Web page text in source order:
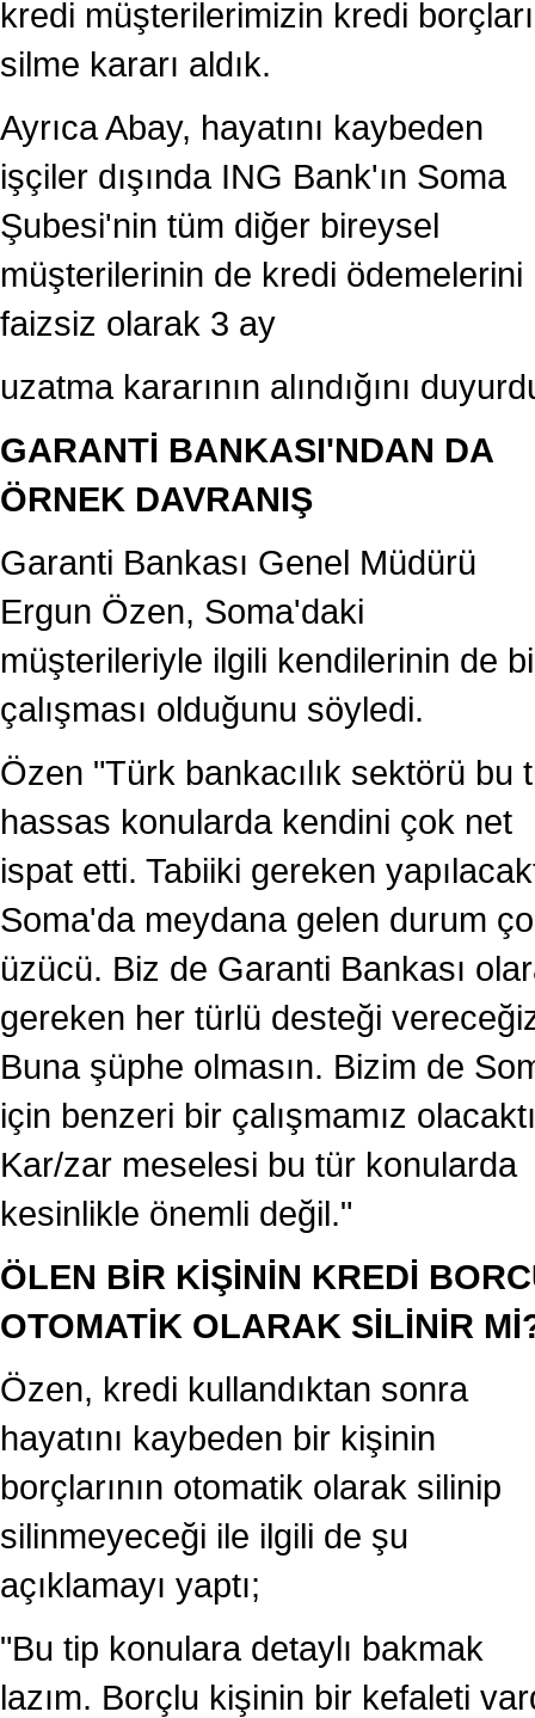
kredi müşterilerimizin kredi
silme kararı aldık.
Ayrıca Abay, hayatını kaybeden
işçiler dışında ING Bank'ın Soma
Şubesi'nin tüm diğer bireysel
müşterilerinin de kredi ödemelerini
faizsiz olarak 3 ay
uzatma kararının alındığını
GARANTİ BANKASI'NDAN DA
ÖRNEK DAVRANIŞ
Garanti Bankası Genel Müdürü
Ergun Özen, Soma'daki
müşterileriyle ilgili kendilerinin de
çalışması olduğunu söyledi.
Özen "Türk bankacılık sektörü bu
hassas konularda kendini çok net
ispat etti. Tabiiki gereken
Soma'da meydana gelen durum
üzücü. Biz de Garanti Bankası
gereken her türlü desteği
Buna şüphe olmasın. Bizim de
için benzeri bir çalışmamız
Kar/zar meselesi bu tür konularda
kesinlikle önemli değil."
ÖLEN BİR KİŞİNİN KREDİ
OTOMATİK OLARAK SİLİNİR
Özen, kredi kullandıktan sonra
hayatını kaybeden bir kişinin
borçlarının otomatik olarak silinip
silinmeyeceği ile ilgili de şu
açıklamayı yaptı;
"Bu tip konulara detaylı bakmak
lazım. Borçlu kişinin bir kefaleti